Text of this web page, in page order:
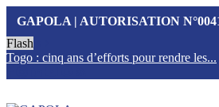
GAPOLA | AUTORISATION
Flash
Togo : cinq ans d’efforts pour rendre les...